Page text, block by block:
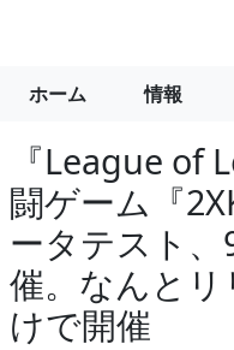
ホーム 情報
『League of
闘ゲーム『
ータテスト
催。なんと
けで開催